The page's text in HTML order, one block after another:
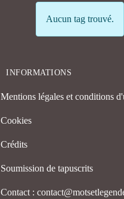
Info
Aucun tag trouvé.
INFORMATIONS
Mentions légales et conditions
Cookies
Crédits
Soumission de tapuscrits
Contact :